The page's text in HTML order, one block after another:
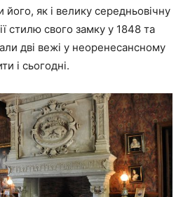
його, як і велику середньовічну
стилю свого замку у 1848 та
дві вежі у неоренесансному
і сьогодні.